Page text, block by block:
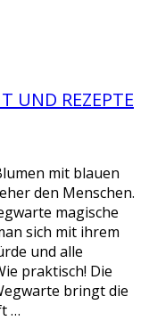
UND REZEPTE
mit blauen
den Menschen.
magische
sich mit ihrem
und alle
praktisch! Die
bringt die
…